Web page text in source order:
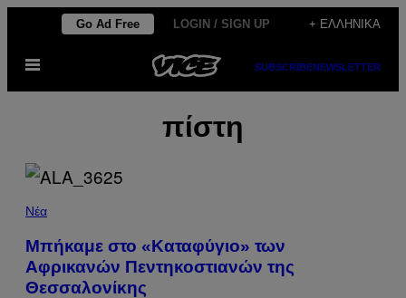
Μετάβαση
περιεχόμενο
Go Ad Free LOGIN / SIGN UP + ΕΛΛΗΝΙΚΆ
Ανοίξτε
μενού
SUBSCRIBENEWSLETTER
πίστη
Νέα
Μπήκαμε στο «Καταφύγιο» των
Αφρικανών Πεντηκοστιανών της
Θεσσαλονίκης